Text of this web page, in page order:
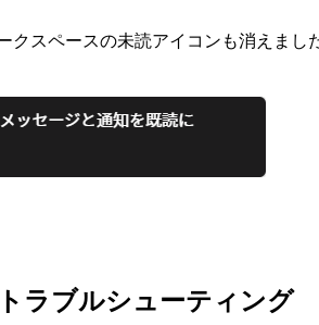
クスペースの未読アイコンも消えまし
ラブルシューティング